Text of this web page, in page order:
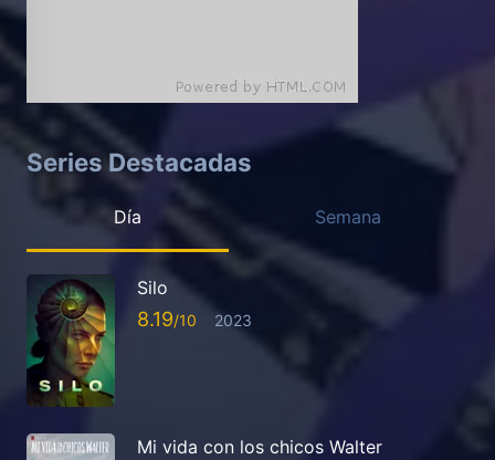
Series Destacadas
Día Semana
Silo
8.19 2023
Mi vida con los chicos Walter